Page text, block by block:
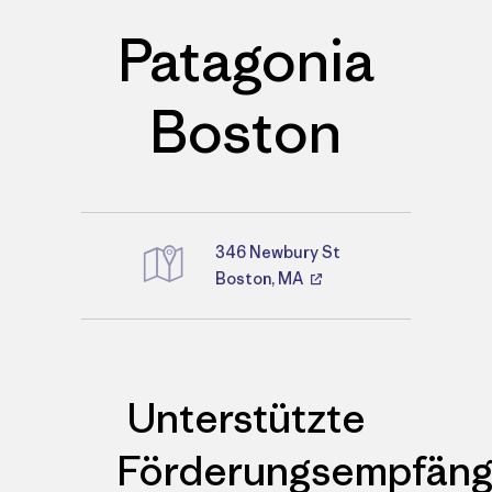
Patagonia
Boston
Wegbeschreibungen
346 Newbury St
Boston, MA
Unterstützte